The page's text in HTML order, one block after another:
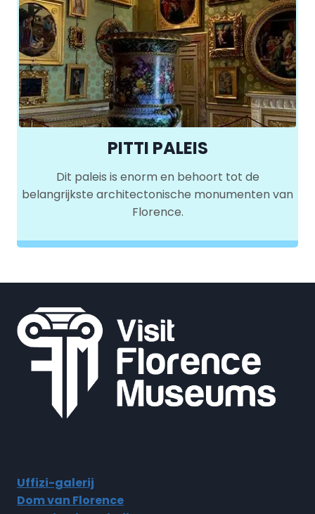
PITTI PALEIS
Dit paleis is enorm en behoort tot de
belangrijkste architectonische monumenten van
Florence.
Uffizi-galerij
Dom van Florence